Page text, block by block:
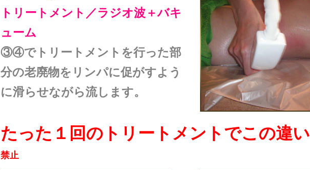
トリートメント／ラジオ波＋バキ
ューム
③④でトリートメントを行った部
分の老廃物をリンパに促がすよう
に滑らせながら流します。
たった１回のトリートメントでこの違い
禁止